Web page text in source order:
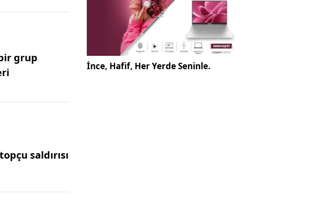
grup
saldırısı
İnce, Hafif, Her Yerde Seninle.